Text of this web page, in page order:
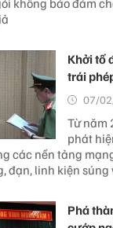
Khởi tố
trái
07/
Từ năm
phát
các nền tảng
đạn, linh kiện
Phá